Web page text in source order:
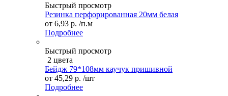
Быстрый просмотр
Резинка перфорированная 20мм белая
от 6,93 р. /п.м
Подробнее
Быстрый просмотр
2 цвета
Бейдж 79*108мм каучук пришивной
от 45,29 р. /шт
Подробнее